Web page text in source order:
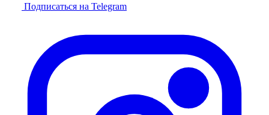
Подписаться на Telegram